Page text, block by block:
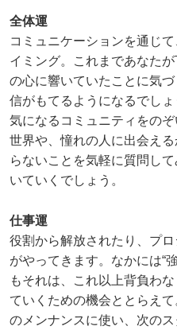
全体運
コミュニケーションを通じ
イミング。これまであなた
の心に響いていたことに気
信がもてるようになるでし
気になるコミュニティをの
世界や、憧れの人に出会え
らないことを気軽に質問し
いていくでしょう。
仕事運
役割から解放されたり、プ
がやってきます。なかには“
もそれは、これ以上背負わ
ていくための機会ととらえ
のメンナンスに使い、次の